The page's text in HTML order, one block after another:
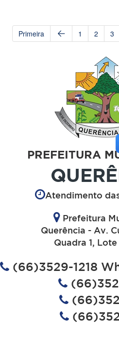
Primeira 1 2 3
PREFEITURA
Atendimento
Prefeitura
Querência - Av.
Quadra 1,
(66)3529-1218